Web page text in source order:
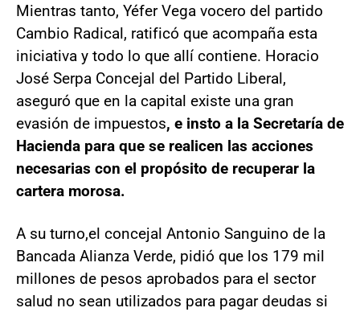
Mientras tanto, Yéfer Vega vocero del partido
Cambio Radical, ratificó que acompaña esta
iniciativa y todo lo que allí contiene. Horacio
José Serpa Concejal del Partido Liberal,
aseguró que en la capital existe una gran
evasión de impuestos, e insto a la Secretaría de
Hacienda para que se realicen las acciones
necesarias con el propósito de recuperar la
cartera morosa.
A su turno,el concejal Antonio Sanguino de la
Bancada Alianza Verde, pidió que los 179 mil
millones de pesos aprobados para el sector
salud no sean utilizados para pagar deudas si